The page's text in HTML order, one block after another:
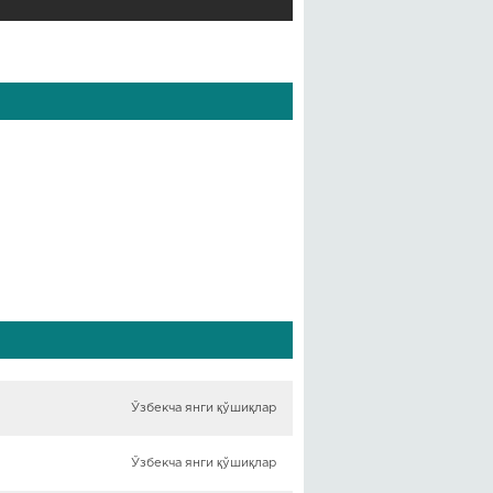
Ўзбекча янги қўшиқлар
Ўзбекча янги қўшиқлар